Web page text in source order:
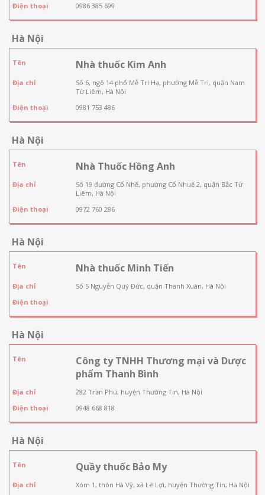
Điện thoại
0986 385 699
Hà Nội
Tên Nhà thuốc Kim Anh
Địa chỉ
Số 6, ngõ 14 phố Mễ Trì Hạ, phường Mễ Trì, quận Nam
Từ Liêm, Hà Nội
Điện thoại
0981 753 486
Hà Nội
Tên Nhà Thuốc Hồng Anh
Địa chỉ
Số 19 đường Cổ Nhế, phường Cổ Nhuế 2, quận Bắc Từ
Liêm, Hà Nội
Điện thoại
0972 760 286
Hà Nội
Tên Nhà thuốc Minh Tiến
Địa chỉ
Số 5 Nguyễn Quý Đức, quận Thanh Xuân, Hà Nội
Điện thoại
Hà Nội
Tên
Công ty TNHH Thương mại và Dược
phẩm Thanh Bình
Địa chỉ
282 Trần Phú, huyện Thường Tín, Hà Nội
Điện thoại
0948 668 818
Hà Nội
Tên Quầy thuốc Bảo My
Địa chỉ
Xóm 1, thôn Hà Vỹ, xã Lê Lợi, huyện Thường Tín, Hà Nội